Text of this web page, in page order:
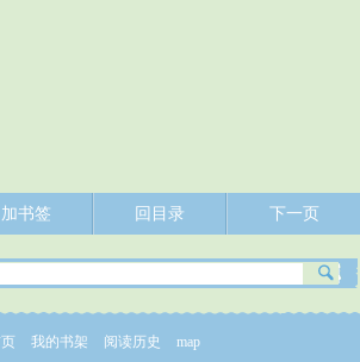
加书签 回目录 下一页
我的书架 阅读历史
map